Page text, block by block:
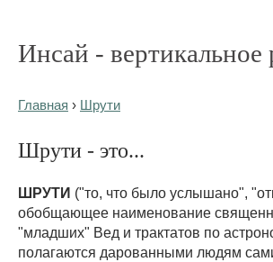
Инсай - вертикальное
Главная › Шрути
Шрути - это...
ШРУТИ ("то, что было услышано",
обобщающее наименование
"младших" Вед и трактатов по
полагаются дарованными людям